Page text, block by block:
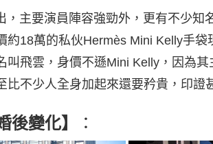
，主要演員陣容強勁外，更有不少知
約18萬的私伙Hermès Mini Kelly手
叫飛雲，身價不遜Mini Kelly，因為
比不少人全身加起來還要矜貴，印證
後變化】 ：